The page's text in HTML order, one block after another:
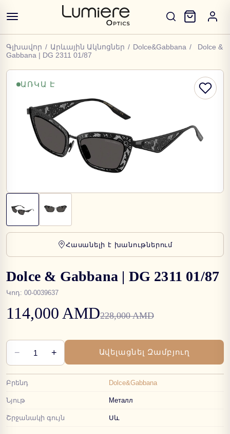
Գլխավոր / Արևային Ակնոցներ / Dolce&Gabbana /
Dolce &
Gabbana | DG 2311 01/87
ԱՌԿԱ Է
Հասանելի է խանութներում
Dolce & Gabbana | DG 2311 01/87
Կոդ: 00-0039637
114,000 AMD228,000 AMD
− 1 + Ավելացնել Զամբյուղ
Բրենդ Dolce&Gabbana
Նյութ Металл
Շրջանակի գույն Սև